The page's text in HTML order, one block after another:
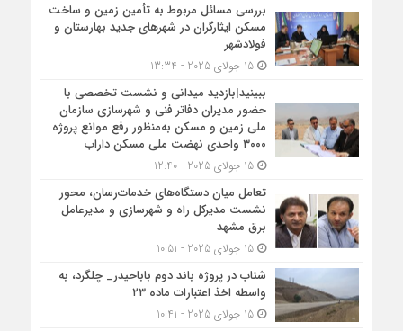
بررسی مسائل مربوط به تأمین زمین و ساخت
مسکن ایثارگران در شهرهای جدید بهارستان و
فولادشهر
15 جولای 2025 - 13:34
ببینید|بازدید میدانی و نشست تخصصی با
حضور مدیران دفاتر فنی و شهرسازی سازمان
ملی زمین و مسکن به‌منظور رفع موانع پروژه
۳۰۰۰ واحدی نهضت ملی مسکن داراب
15 جولای 2025 - 12:40
تعامل میان دستگاه‌های خدمات‌رسان، محور
نشست مدیرکل راه و شهرسازی و مدیرعامل
برق مشهد
15 جولای 2025 - 10:51
شتاب در پروژه باند دوم باباحیدر_ چلگرد، به
واسطه اخذ اعتبارات ماده ۲۳
15 جولای 2025 - 10:41